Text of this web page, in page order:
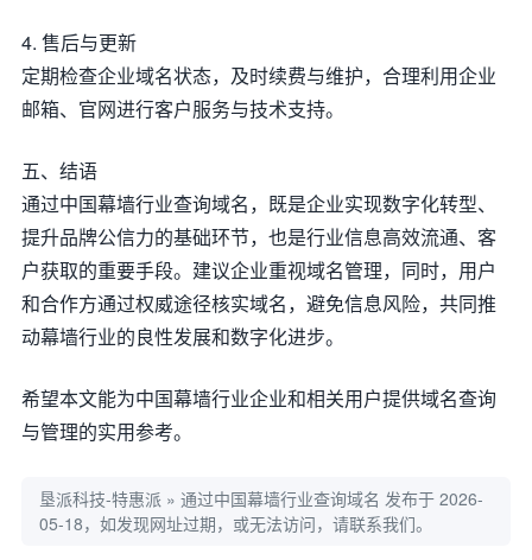
4. 售后与更新
定期检查企业域名状态，及时续费与维护，合理利用企业
邮箱、官网进行客户服务与技术支持。
五、结语
通过中国幕墙行业查询域名，既是企业实现数字化转型、
提升品牌公信力的基础环节，也是行业信息高效流通、客
户获取的重要手段。建议企业重视域名管理，同时，用户
和合作方通过权威途径核实域名，避免信息风险，共同推
动幕墙行业的良性发展和数字化进步。
希望本文能为中国幕墙行业企业和相关用户提供域名查询
与管理的实用参考。
垦派科技-特惠派 » 通过中国幕墙行业查询域名 发布于 2026-
05-18，如发现网址过期，或无法访问，请联系我们。